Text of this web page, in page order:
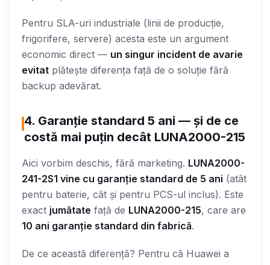
Pentru SLA-uri industriale (linii de producție,
frigorifere, servere) acesta este un argument
economic direct — un singur incident de avarie
evitat plătește diferența față de o soluție fără
backup adevărat.
4. Garanție standard 5 ani — și de ce
costă mai puțin decât LUNA2000-215
Aici vorbim deschis, fără marketing. LUNA2000-
241-2S1 vine cu garanție standard de 5 ani (atât
pentru baterie, cât și pentru PCS-ul inclus). Este
exact jumătate față de LUNA2000-215, care are
10 ani garanție standard din fabrică.
De ce această diferență? Pentru că Huawei a